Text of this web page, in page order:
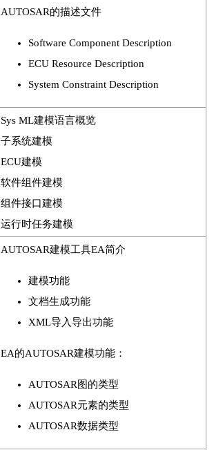
AUTOSAR的描述文件
Software Component Description
ECU Resource Description
System Constraint Description
Sys ML建模语言概览
子系统建模
ECU建模
软件组件建模
组件接口建模
运行时任务建模
AUTOSAR建模工具EA简介
建模功能
文档生成功能
XML导入导出功能
EA的AUTOSAR建模功能：
AUTOSAR图的类型
AUTOSAR元素的类型
AUTOSAR数据类型